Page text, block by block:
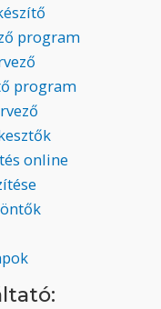
program
program
online